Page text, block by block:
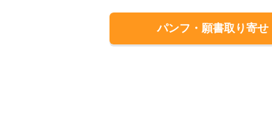
パンフ・願書取り寄せ